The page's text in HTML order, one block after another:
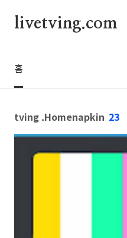
livetving.com
홈
tving .Homenapkin 23